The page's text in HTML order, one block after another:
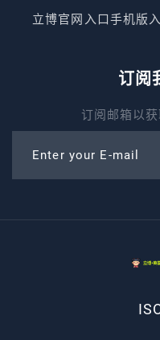
立博官网入口手机版
订阅
订阅邮箱以
Enter your E-mail